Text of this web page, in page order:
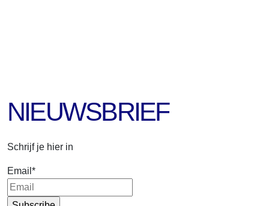
NIEUWSBRIEF
Schrijf je hier in
Email *